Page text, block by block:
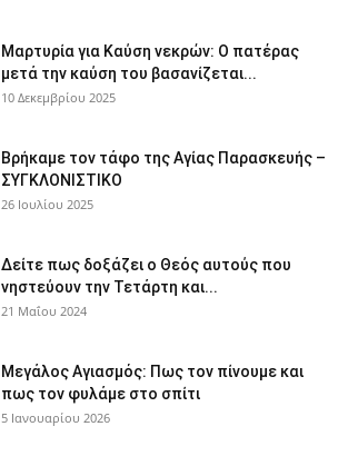
Μαρτυρία για Καύση νεκρών: Ο πατέρας
μετά την καύση του βασανίζεται...
10 Δεκεμβρίου 2025
Βρήκαμε τον τάφο της Αγίας Παρασκευής –
ΣΥΓΚΛΟΝΙΣΤΙΚΟ
26 Ιουλίου 2025
Δείτε πως δοξάζει ο Θεός αυτούς που
νηστεύουν την Τετάρτη και...
21 Μαΐου 2024
Μεγάλος Αγιασμός: Πως τον πίνουμε και
πως τον φυλάμε στο σπίτι
5 Ιανουαρίου 2026